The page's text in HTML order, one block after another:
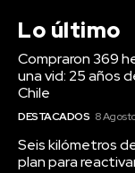
Lo último
Compraron 369
una vid: 25 años
Chile
DESTACADOS 8
Seis kilómetros
plan para